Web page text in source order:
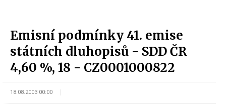
Emisní podmínky 41. emise
státních dluhopisů - SDD ČR
4,60 %, 18 - CZ0001000822
18.08.2003 00:00